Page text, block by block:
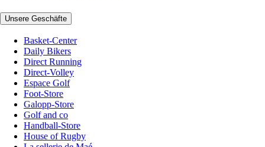
Unsere Geschäfte
Basket-Center
Daily Bikers
Direct Running
Direct-Volley
Espace Golf
Foot-Store
Galopp-Store
Golf and co
Handball-Store
House of Rugby